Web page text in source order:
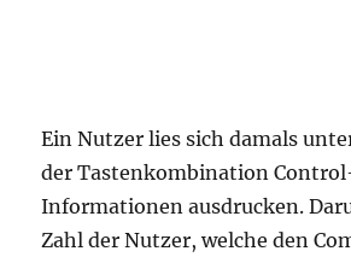
Ein Nutzer lies sich damals
der Tastenkombination
Informationen ausdrucken.
Zahl der Nutzer, welche den